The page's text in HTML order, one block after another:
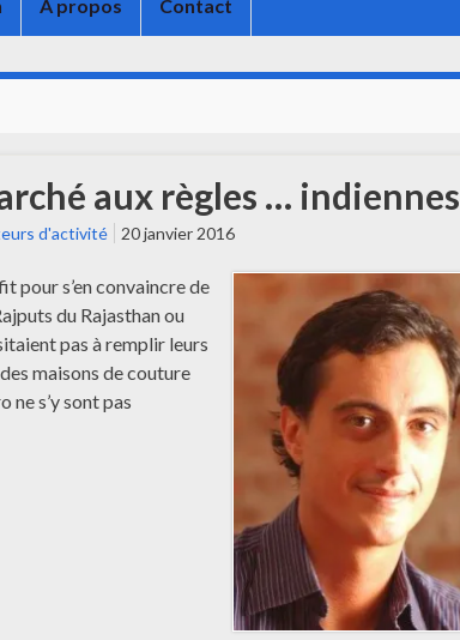
À propos Contact
aux règles … indiennes
d'activité 20 janvier 2016
pour s’en convaincre de
du Rajasthan ou
pas à remplir leurs
maisons de couture
ne s’y sont pas